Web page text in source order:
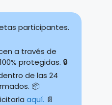
participantes.
a través de
protegidas. 🔒
de las 24
📦
aquí. 📄